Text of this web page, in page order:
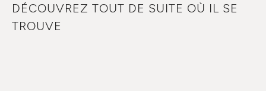
DÉCOUVREZ TOUT DE SUITE OÙ IL SE
TROUVE